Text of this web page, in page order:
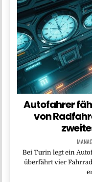
Autofahrer
von
Bei Turin legt ein
überfährt vier